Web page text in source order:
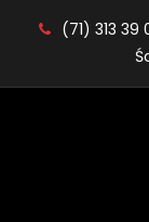
(71) 313 39